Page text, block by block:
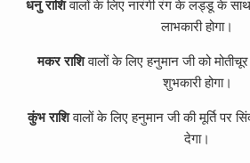
धनु राशिवालों के लिए नारंगी रंग के लड्डू के
लाभकारी होगा।
मकर राशिवालों के लिए हनुमान जी को
शुभकारी होगा।
कुंभ राशिवालों के लिए हनुमान जी की मूर्ति पर
देगा।